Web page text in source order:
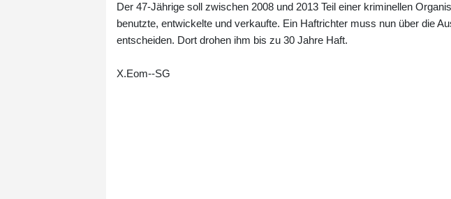
Der 47-Jährige soll zwischen 2008 und 2013 Teil einer kriminellen
benutzte, entwickelte und verkaufte. Ein Haftrichter muss nun über die
entscheiden. Dort drohen ihm bis zu 30 Jahre Haft.
X.Eom--SG